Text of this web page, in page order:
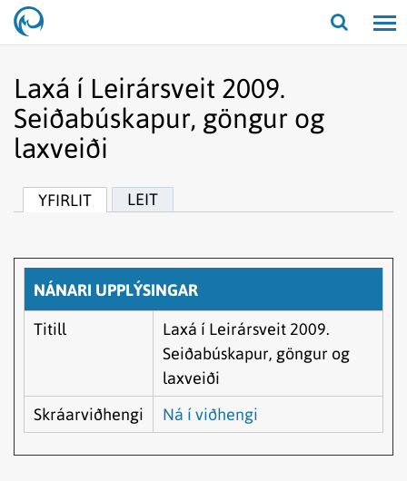
Opna/
Laxá í Leirársveit 2009.
Seiðabúskapur, göngur og
laxveiði
YFIRLIT LEIT
NÁNARI UPPLÝSINGAR
Titill
Laxá í Leirársveit 2009.
Seiðabúskapur, göngur og
laxveiði
Skráarviðhengi
Ná í viðhengi